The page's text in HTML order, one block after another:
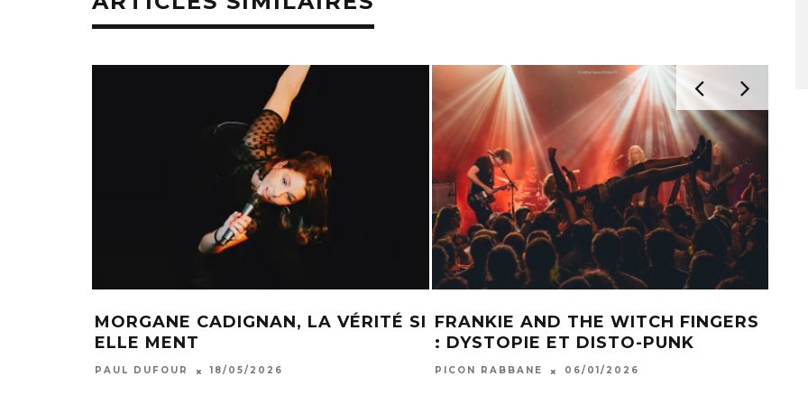
MORGANE CADIGNAN, LA VÉRITÉ SI
ELLE MENT
PAUL DUFOUR 18/05/2026
FRANKIE AND THE WITCH FINGERS
: DYSTOPIE ET DISTO-PUNK
PICON RABBANE 06/01/2026